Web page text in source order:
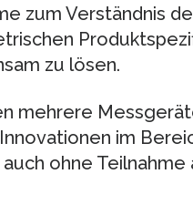
zum Verständnis
zu lösen.
mehrere
im
ohne